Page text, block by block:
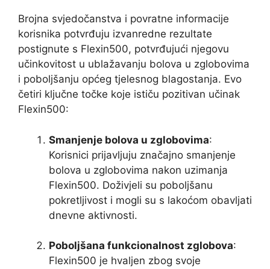
Brojna svjedočanstva i povratne informacije
korisnika potvrđuju izvanredne rezultate
postignute s Flexin500, potvrđujući njegovu
učinkovitost u ublažavanju bolova u zglobovima
i poboljšanju općeg tjelesnog blagostanja. Evo
četiri ključne točke koje ističu pozitivan učinak
Flexin500:
Smanjenje bolova u zglobovima:
Korisnici prijavljuju značajno smanjenje
bolova u zglobovima nakon uzimanja
Flexin500. Doživjeli su poboljšanu
pokretljivost i mogli su s lakoćom obavljati
dnevne aktivnosti.
Poboljšana funkcionalnost zglobova:
Flexin500 je hvaljen zbog svoje